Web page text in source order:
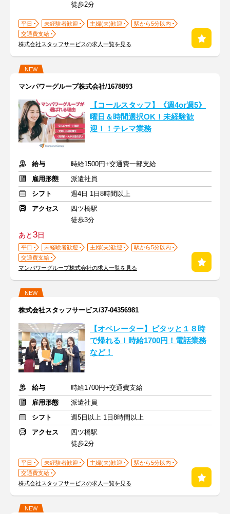
徒歩2分
平日 未経験者歓迎 主婦(夫)歓迎
駅から5分以内
交通費支給
株式会社スタッフサービスの求人一覧を見る
NEW
マンパワーグループ株式会社/1678893
【コールスタッフ】《週4or週5》
曜日＆時間選択OK！未経験歓
迎！！テレマ業務
給与
時給1500円+交通費一部支給
雇用形態
派遣社員
シフト
週4日 1日8時間以上
アクセス
四ツ橋駅
徒歩3分
あと3日
平日 未経験者歓迎 主婦(夫)歓迎
駅から5分以内
交通費支給
マンパワーグループ株式会社の求人一覧を見る
NEW
株式会社スタッフサービス/37-04356981
【オペレーター】ピタッと１８時
で帰れる！時給1700円！電話業務
など！
給与
時給1700円+交通費支給
雇用形態
派遣社員
シフト
週5日以上 1日8時間以上
アクセス
四ツ橋駅
徒歩2分
平日 未経験者歓迎 主婦(夫)歓迎
駅から5分以内
交通費支給
株式会社スタッフサービスの求人一覧を見る
NEW